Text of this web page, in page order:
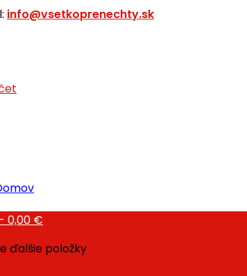
info@vsetkoprenechty.sk
0,00 €
ďalšie položky